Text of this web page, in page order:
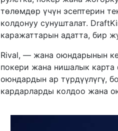
төлөмдөр үчүн эсептерин
колдонуу сунушталат.
каражаттарын адатта, бир
Rival, — жана оюндарынын
покери жана нишалык
оюндардын ар түрдүүлүгү,
кардарларды колдоо жана